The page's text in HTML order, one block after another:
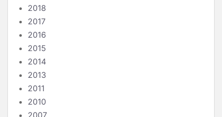
2018
2017
2016
2015
2014
2013
2011
2010
2007